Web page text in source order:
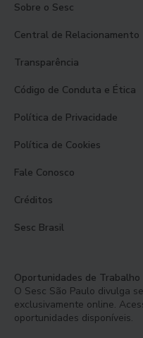
Sobre o Sesc
Central de Relacionamento
Transparência
Código de Conduta e Ética
Política de Privacidade
Política de Cookies
Fale Conosco
Créditos
Sesc Brasil
Oportunidades de Trabalho
O Sesc São Paulo divulga
exclusivamente online.
oportunidades disponíveis.